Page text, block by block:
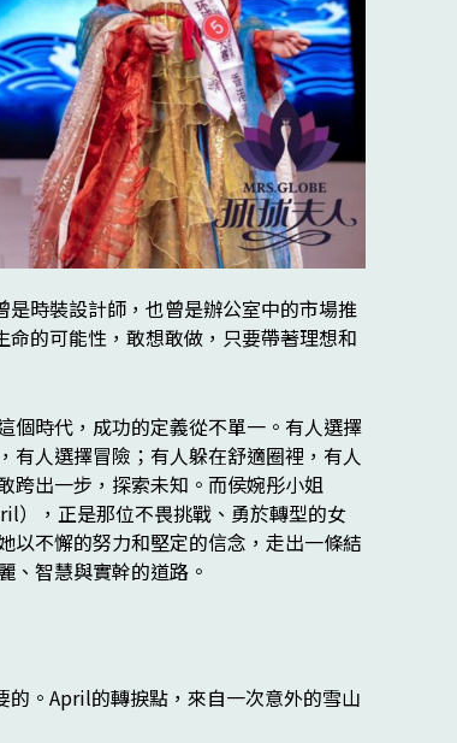
時裝設計師，也曾是辦公室中的市場推
的可能性，敢想敢做，只要帶著理想和
的。April的轉捩點，來自一次意外的雪山